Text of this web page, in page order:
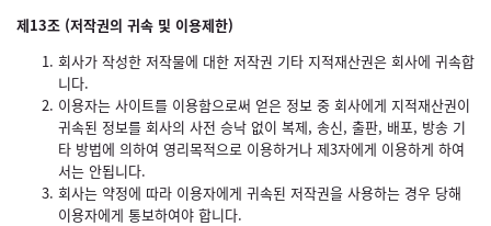
제13조 (저작권의 귀속 및 이용제한)
회사가 작성한 저작물에 대한 저작권 기타 지적재산권은 회사에 귀속합
니다.
이용자는 사이트를 이용함으로써 얻은 정보 중 회사에게 지적재산권이
귀속된 정보를 회사의 사전 승낙 없이 복제, 송신, 출판, 배포, 방송 기
타 방법에 의하여 영리목적으로 이용하거나 제3자에게 이용하게 하여
서는 안됩니다.
회사는 약정에 따라 이용자에게 귀속된 저작권을 사용하는 경우 당해
이용자에게 통보하여야 합니다.